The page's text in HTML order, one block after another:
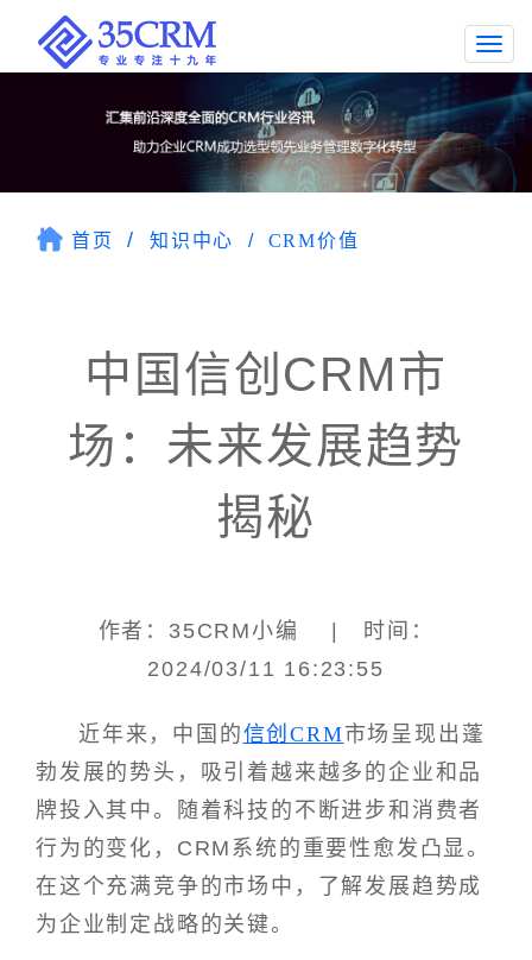
首页 知识中心 CRM价值
中国信创CRM市
场：未来发展趋势
揭秘
作者：35CRM小编 | 时间：
2024/03/11 16:23:55
近年来，中国的信创CRM市场呈现出蓬
勃发展的势头，吸引着越来越多的企业和品
牌投入其中。随着科技的不断进步和消费者
行为的变化，CRM系统的重要性愈发凸显。
在这个充满竞争的市场中，了解发展趋势成
为企业制定战略的关键。